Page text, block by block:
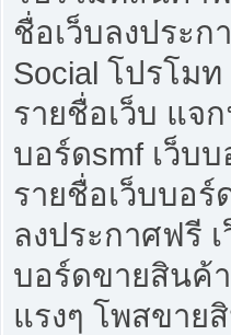
ชื่อเว็บลงประ
Social โปรโม
รายชื่อเว็บ แจ
บอร์ดsmf เว็บ
รายชื่อเว็บบอ
ลงประกาศฟรี
บอร์ดขายสินค้
แรงๆ โพสขาย